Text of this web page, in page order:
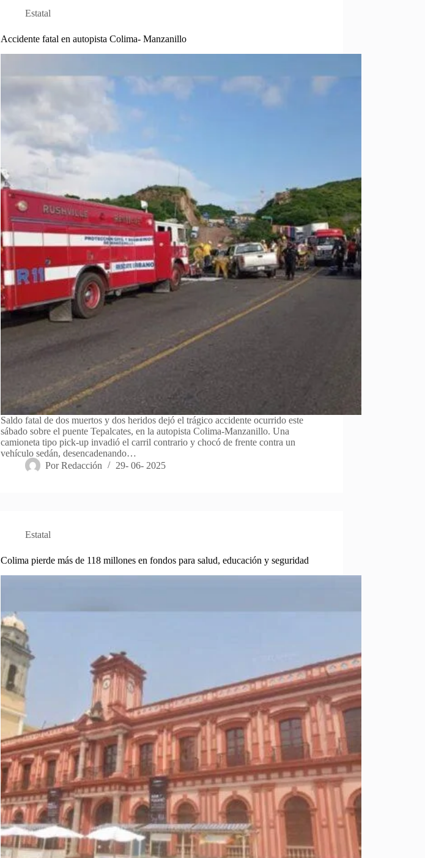
Estatal
Accidente fatal en autopista Colima- Manzanillo
Saldo fatal de dos muertos y dos heridos dejó el trágico accidente ocurrido este
sábado sobre el puente Tepalcates, en la autopista Colima-Manzanillo. Una
camioneta tipo pick-up invadió el carril contrario y chocó de frente contra un
vehículo sedán, desencadenando…
Por Redacción 29- 06- 2025
Estatal
Colima pierde más de 118 millones en fondos para salud, educación y seguridad